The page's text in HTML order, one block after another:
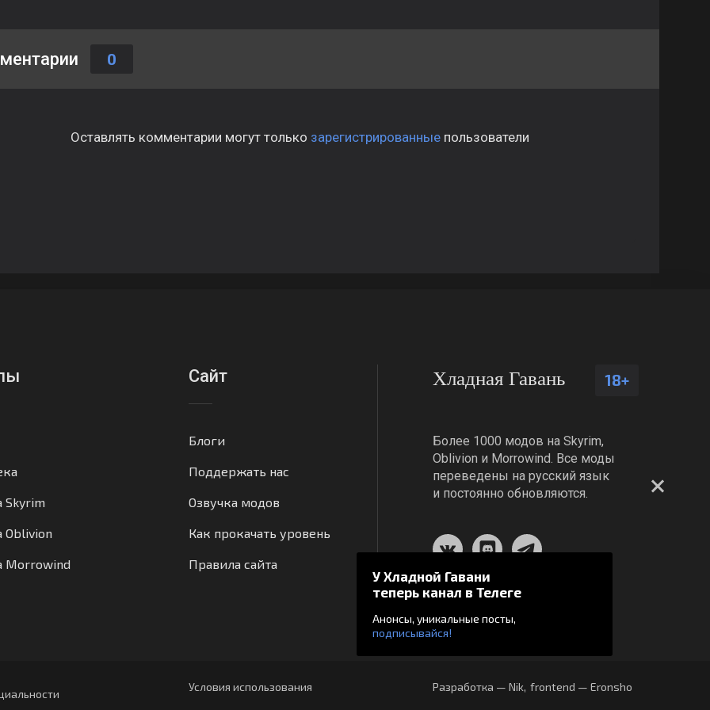
0
Оставлять комментарии могут только зарегистрированныепользователи
У Хладной Гавани
теперь канал в Телеге
Анонсы, уникальные посты,
подписывайся!
Skyrim
Oblivion
Morrowind
Сайт
Блоги
Поддержать нас
Озвучка модов
Как прокачать уровень
Правила сайта
Хладная Гавань 18+
Более 1000 модов на Skyrim,
Oblivion и Morrowind. Все моды
переведены на русский язык
и постоянно обновляются.
Условия использования Разработка — Nik, frontend — Eronsho